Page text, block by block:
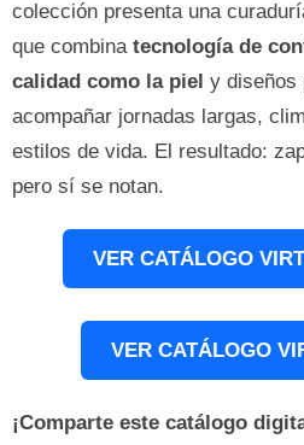
colección presenta una
que combina tecnología de
calidad como la piel y diseños
acompañar jornadas largas,
estilos de vida. El resultado:
pero sí se notan.
VER CATÁLOGO
VER CATÁLOGO
¡Comparte este catálogo